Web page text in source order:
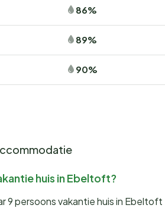
86%
89%
90%
huis in Ebeltoft?
9 persoons vakantie huis in Ebeltoft